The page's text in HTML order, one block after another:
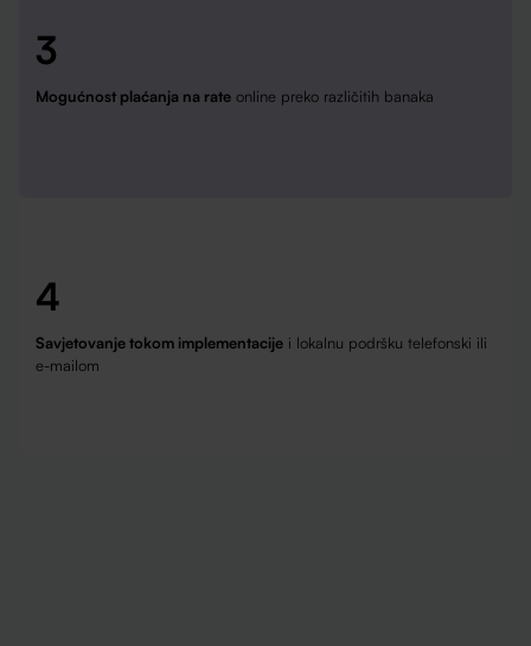
3
Mogućnost plaćanja na rateonline preko različitih banaka
4
Savjetovanje tokom implementacijei lokalnu podršku telefonski ili
e-mailom